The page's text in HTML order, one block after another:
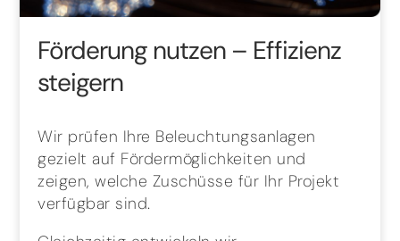
Förderung nutzen – Effizienz
steigern
Wir prüfen Ihre Beleuchtungsanlagen
gezielt auf Fördermöglichkeiten und
zeigen, welche Zuschüsse für Ihr Projekt
verfügbar sind.